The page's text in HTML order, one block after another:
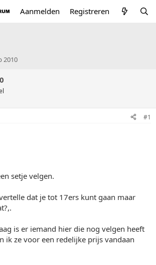
Aanmelden Registreren
2010
#1
setje velgen.
dat je tot 17ers kunt gaan maar
is er iemand hier die nog velgen heeft
ik ze voor een redelijke prijs vandaan